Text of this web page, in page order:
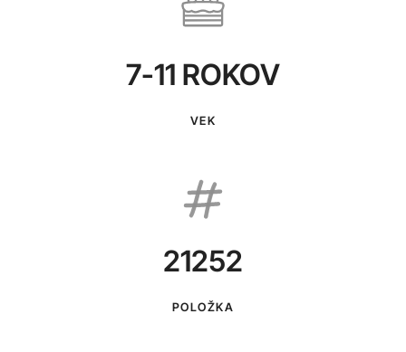
7-11 ROKOV
VEK
21252
POLOŽKA